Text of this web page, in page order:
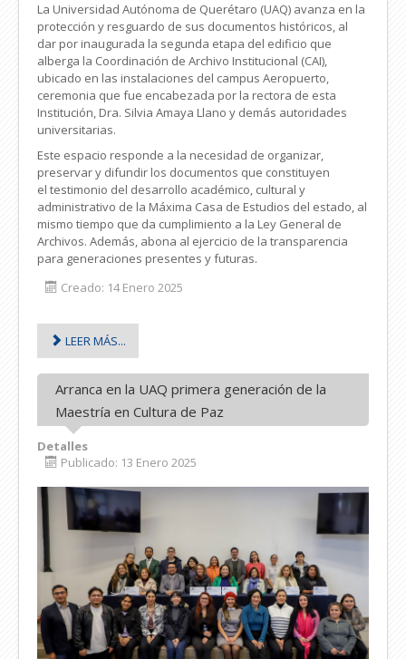
La Universidad Autónoma de Querétaro (UAQ) avanza en la
protección y resguardo de sus documentos históricos, al
dar por inaugurada la segunda etapa del edificio que
alberga la Coordinación de Archivo Institucional (CAI),
ubicado en las instalaciones del campus Aeropuerto,
ceremonia que fue encabezada por la rectora de esta
Institución, Dra. Silvia Amaya Llano y demás autoridades
universitarias.
Este espacio responde a la necesidad de organizar,
preservar y difundir los documentos que constituyen
el testimonio del desarrollo académico, cultural y
administrativo de la Máxima Casa de Estudios del estado, al
mismo tiempo que da cumplimiento a la Ley General de
Archivos. Además, abona al ejercicio de la transparencia
para generaciones presentes y futuras.
Creado: 14 Enero 2025
LEER MÁS...
Arranca en la UAQ primera generación de la
Maestría en Cultura de Paz
Detalles
Publicado: 13 Enero 2025